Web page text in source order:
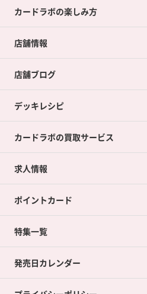
カードラボの楽しみ方
店舗情報
店舗ブログ
デッキレシピ
カードラボの買取サービス
カードラボの買取サービスTOP
店舗買取について
ネット買取について
買取承諾書について
求人情報
ポイントカード
ポイントカードTOP
ポイント交換景品
特集一覧
発売日カレンダー